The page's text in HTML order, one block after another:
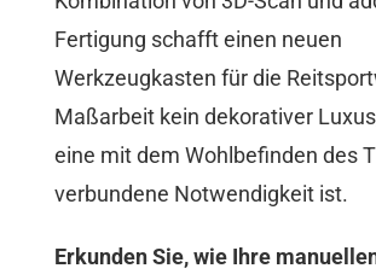
Fertigung schafft einen neuen
Werkzeugkasten für die
Maßarbeit kein dekorativer
eine mit dem Wohlbefinden des
verbundene Notwendigkeit ist.
Erkunden Sie, wie Ihre